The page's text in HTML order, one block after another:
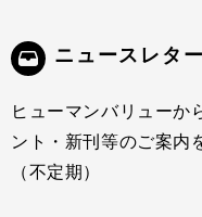
ニュースレター
ヒューマンバリューか
ント・新刊等のご案内
（不定期）